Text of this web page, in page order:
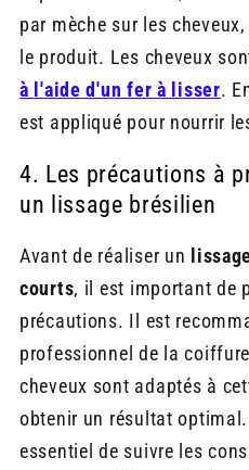
par mèche sur les
le produit. Les cheveux
à l'aide d'un fer à lisser.
est appliqué pour nourrir
4. Les précautions à
un lissage brésilien
Avant de réaliser un
courts, il est important de
précautions. Il est
professionnel de la
cheveux sont adaptés à
obtenir un résultat
essentiel de suivre les